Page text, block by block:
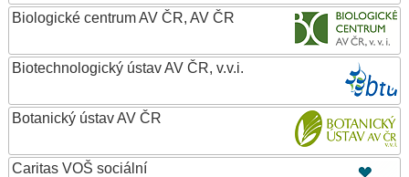
Biologické centrum AV ČR, AV ČR
Biotechnologický ústav AV ČR, v.v.i.
Botanický ústav AV ČR
Caritas VOŠ sociální